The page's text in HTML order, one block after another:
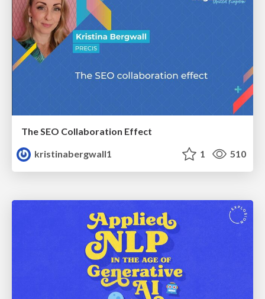
The SEO Collaboration Effect
kristinabergwall1
1 510